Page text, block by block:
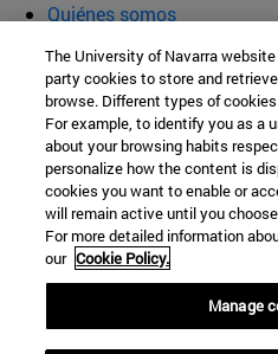
Quiénes somos
Aula abierta
Cátedra de
Facultad de Filosofía y Letras
Campus Universitario s/n
Navarra
España
The University of Navarra
party cookies to store and
browse. Different types of
For example, to identify you as a
about your browsing habits
personalize how the content is
cookies you want to enable or
will remain active until you
For more detailed information
our Cookie Policy.
Manage